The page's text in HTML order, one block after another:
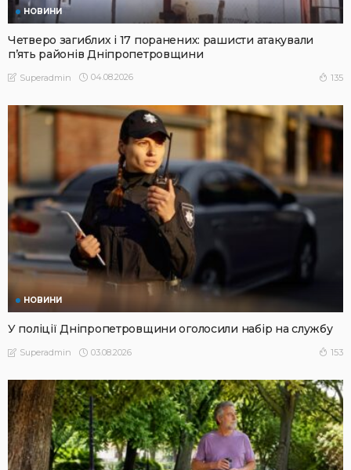
НОВИНИ
Четверо загиблих і 17 поранених: рашисти атакували
п’ять районів Дніпропетровщини
Superadmin 04.08.2026 135
НОВИНИ
У поліції Дніпропетровщини оголосили набір на службу
Superadmin 03.08.2026 153